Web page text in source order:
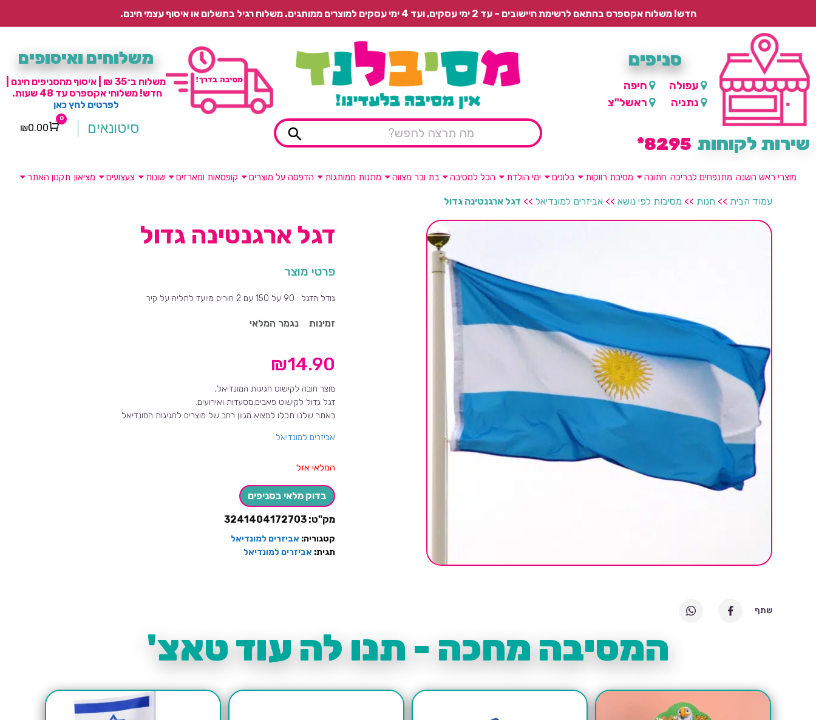
חדש! משלוח אקספרס בהתאם לרשימת היישובים – עד 2 ימי עסקים, ועד 4 ימי עסקים למוצרים ממותגים. משלוח רגיל בתשלום או איסוף עצמי חינם.
סניפים
עפולה
חיפה
נתניה
ראשל"צ
שירות לקוחות 8295*
משלוחים ואיסופים
משלוח ב־35 ₪ | איסוף מהסניפים חינם |
חדש! משלוחי אקספרס עד 48 שעות.
לפרטים לחץ כאן
סיטונאים Cart
0
₪0.00
מוצרי ראש השנה מתנפחים לבריכה חתונה מסיבת רווקות בלונים ימי הולדת הכל למסיבה בת ובר מצווה מתנות ממותגות הדפסה על מוצרים קופסאות ומארזים שונות צעצועים מציאון תקנון האתר
עמוד הבית >> חנות >> מסיבות לפי נושא >> אביזרים למונדיאל >> דגל ארגנטינה גדול
שתף
דגל ארגנטינה גדול
פרטי מוצר
גודל הדגל : 90 על 150 עם 2 חורים מיועד לתליה על קיר
זמינות נגמר המלאי
₪14.90
מוצר חובה לקישוט חגיגות המונדיאל,
דגל גדול לקישוט פאבים,מסעדות ואירועים.
באתר שלנו תכלו למצוא מגוון רחב של מוצרים לחגיגות המונדיאל
אביזרים למונדיאל
המלאי אזל
בדוק מלאי בסניפים
מק"ט: 3241404172703
קטגוריה: אביזרים למונדיאל
תגית: אביזרים למונדיאל
המסיבה מחכה - תנו לה עוד טאצ'